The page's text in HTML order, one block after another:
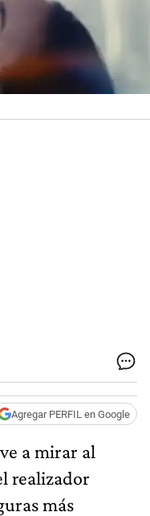
Agregar PERFIL en Google
a mirar al
realizador
más